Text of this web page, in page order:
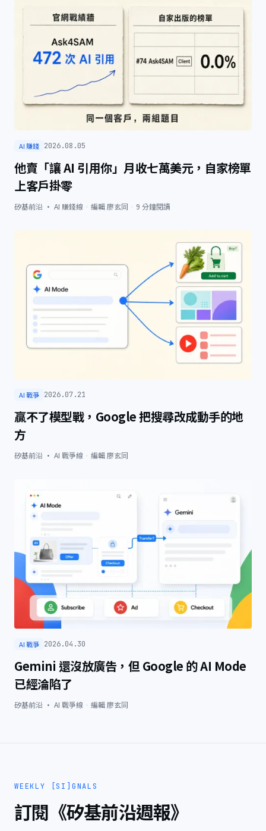
AI 賺錢 2026.08.05
他賣「讓 AI 引用你」月收七萬美元，自家榜單
上客戶掛零
矽基前沿 · AI 賺錢線 編輯廖玄同 9 分鐘閱讀
AI 戰爭 2026.07.21
贏不了模型戰，Google 把搜尋改成動手的地
方
矽基前沿 · AI 戰爭線 編輯廖玄同
AI 戰爭 2026.04.30
Gemini 還沒放廣告，但 Google 的 AI Mode
已經淪陷了
矽基前沿 · AI 戰爭線 編輯廖玄同
WEEKLY [SI]GNALS
訂閱《矽基前沿週報》